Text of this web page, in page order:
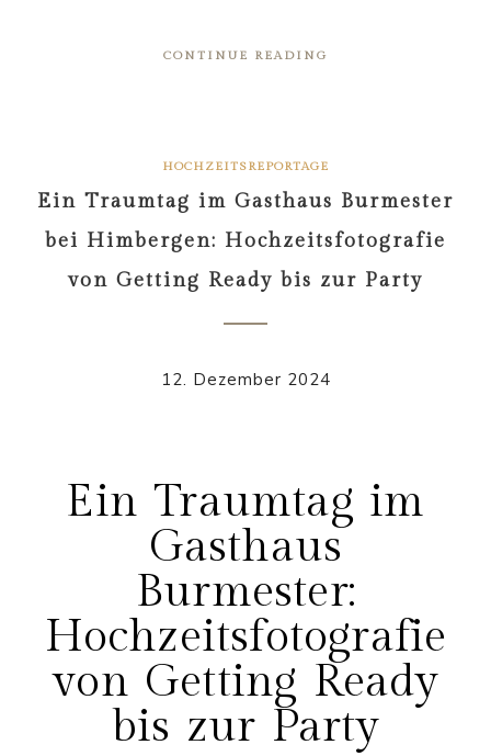
CONTINUE READING
HOCHZEITSREPORTAGE
Ein Traumtag im Gasthaus Burmester
bei Himbergen: Hochzeitsfotografie
von Getting Ready bis zur Party
12. Dezember 2024
Ein Traumtag im
Gasthaus
Burmester:
Hochzeitsfotografie
von Getting Ready
bis zur Party